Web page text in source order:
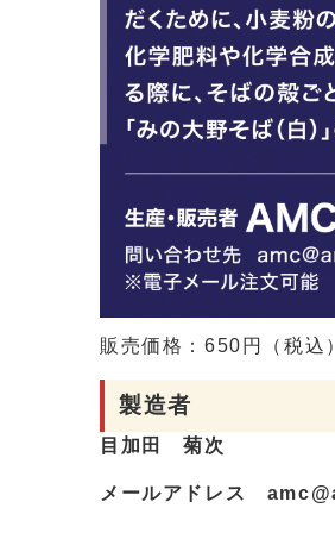
販売価格：650円（税込
製造者
目加田 菊次
メールアドレス